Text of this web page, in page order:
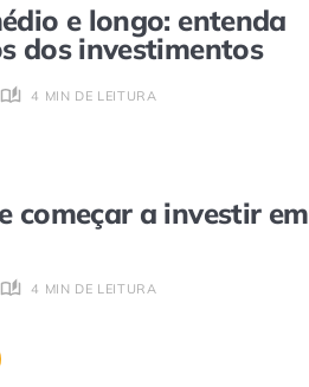
e longo: entenda
dos investimentos
4 MIN DE LEITURA
começar a investir em
4 MIN DE LEITURA